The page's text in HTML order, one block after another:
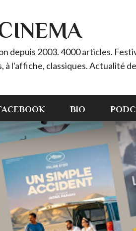
depuis 2003. 4000 articles.
l'affiche, classiques. Actualité
BIO